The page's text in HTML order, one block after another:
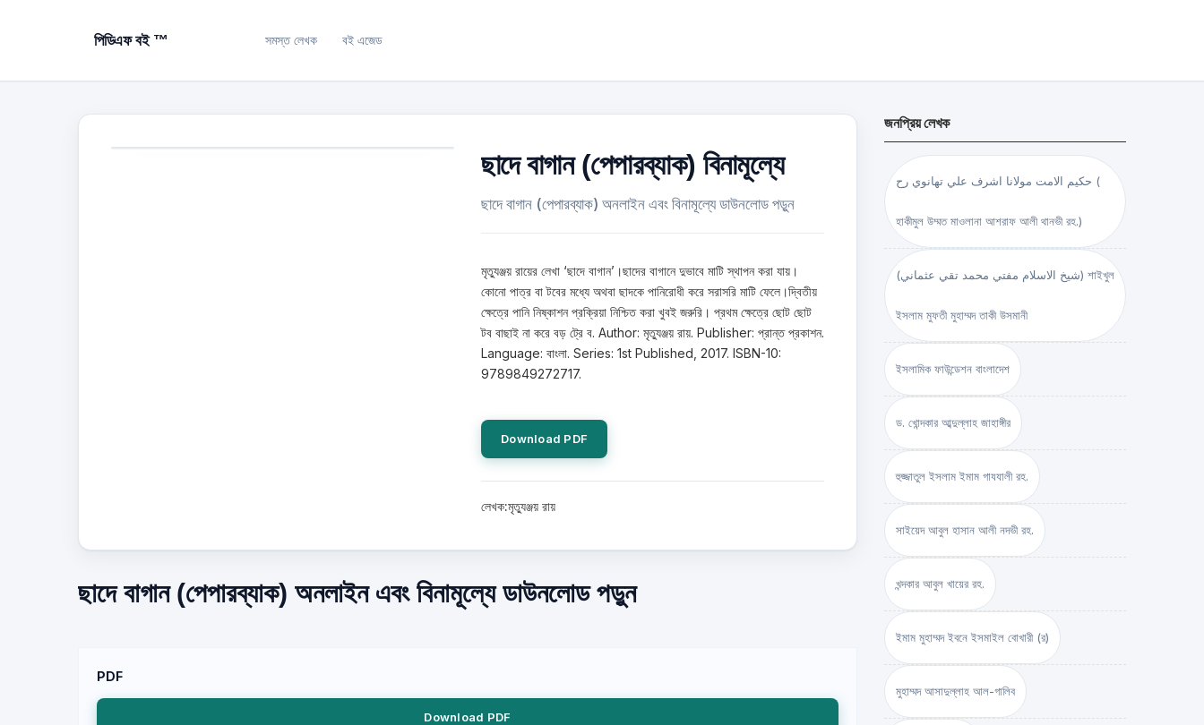
পিডিএফ বই ™ সমস্ত লেখক বই এজেড
ছাদে বাগান (পেপারব্যাক) বিনামূল্যে
ছাদে বাগান (পেপারব্যাক) অনলাইন এবং বিনামূল্যে ডাউনলোড পড়ুন
মৃত্যুঞ্জয় রায়ের লেখা ‘ছাদে বাগান’।ছাদের বাগানে দুভাবে মাটি স্থাপন করা যায়।
কোনো পাত্র বা টবের মধ্যে অথবা ছাদকে পানিরোধী করে সরাসরি মাটি ফেলে।দ্বিতীয়
ক্ষেত্রে পানি নিষ্কাশন প্রক্রিয়া নিশ্চিত করা খুবই জরুরি। প্রথম ক্ষেত্রে ছোট ছোট
টব বাছাই না করে বড় ট্রে ব. Author: মৃত্যুঞ্জয় রায়. Publisher: প্রান্ত প্রকাশন.
Language: বাংলা. Series: 1st Published, 2017. ISBN-10:
9789849272717.
Download PDF
লেখক:মৃত্যুঞ্জয় রায়
ছাদে বাগান (পেপারব্যাক) অনলাইন এবং বিনামূল্যে ডাউনলোড পড়ুন
PDF
Download PDF
জনপ্রিয় লেখক
حكيم الامت مولانا اشرف علي تهانوي رح (
হাকীমুল উম্মত মাওলানা আশরাফ আলী থানভী রহ.)
(شيخ الاسلام مفتي محمد تقي عثماني) শাইখুল
ইসলাম মুফতী মুহাম্মদ তাকী উসমানী
ইসলামিক ফাউন্ডেশন বাংলাদেশ
ড. খোন্দকার আব্দুল্লাহ জাহাঙ্গীর
হুজ্জাতুল ইসলাম ইমাম গাযযালী রহ.
সাইয়েদ আবুল হাসান আলী নদভী রহ.
খন্দকার আবুল খায়ের রহ.
ইমাম মুহাম্মদ ইবনে ইসমাইল বোখারী (র)
মুহাম্মদ আসাদুল্লাহ আল-গালিব